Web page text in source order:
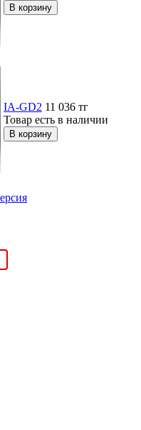
IA-GD2 11 036 тг
Товар есть в наличии